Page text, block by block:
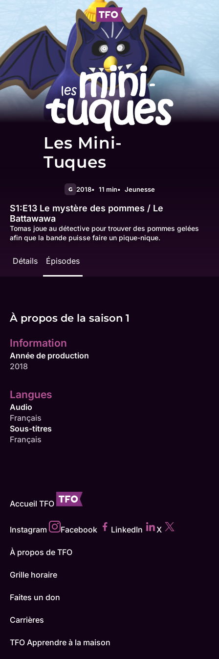
Les Mini-
Tuques
G 2018 11 min Jeunesse
S1:E13 Le mystère des pommes / Le
Battawawa
Tomas joue au détective pour trouver des pommes gelées
afin que la bande puisse faire un pique-nique.
Détails Épisodes
À propos de la saison 1
Information
Année de production
2018
Langues
Audio
Français
Sous-titres
Français
Accueil TFO
Instagram Facebook LinkedIn X
À propos de TFO
Grille horaire
Faites un don
Carrières
TFO Apprendre à la maison